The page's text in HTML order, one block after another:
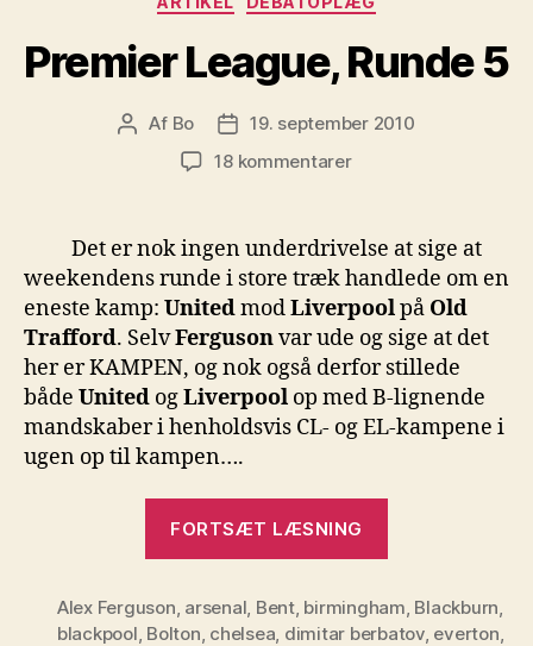
Premier League, Runde 5
Indlægsforfatter
Af Bo Indlægsdato
19. september 2010
18 kommentarertil
Runde
Det er nok ingen underdrivelse at sige at
weekendens runde i store træk handlede om en
eneste kamp: UnitedmodLiverpoolpå Old
Trafford. SelvFergusonvar ude og sige at det
her er KAMPEN, og nok også derfor stillede
både United ogLiverpool op med B-lignende
mandskaber i henholdsvis CL- og EL-kampene i
ugen op til kampen….
FORTSÆT LÆSNING
5”
Alex Ferguson, arsenal, Bent, birmingham, Blackburn,
blackpool, Bolton, chelsea, dimitar berbatov, everton,